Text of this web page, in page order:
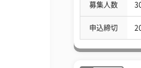
募集人数
申込締切